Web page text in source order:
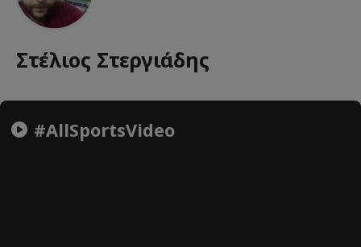
Στέλιος Στεργιάδης
#AllSportsVideo